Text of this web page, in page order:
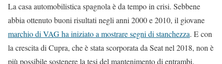
La casa automobilistica spagnola è da tempo in crisi. Sebbene
abbia ottenuto buoni risultati negli anni 2000 e 2010, il giovane
marchio di VAG ha iniziato a mostrare segni di stanchezza. E con
la crescita di Cupra, che è stata scorporata da Seat nel 2018, non è
più possibile sostenere la tesi del mantenimento di entrambi.